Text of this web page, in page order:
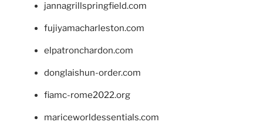
jannagrillspringfield.com
fujiyamacharleston.com
elpatronchardon.com
donglaishun-order.com
fiamc-rome2022.org
mariceworldessentials.com